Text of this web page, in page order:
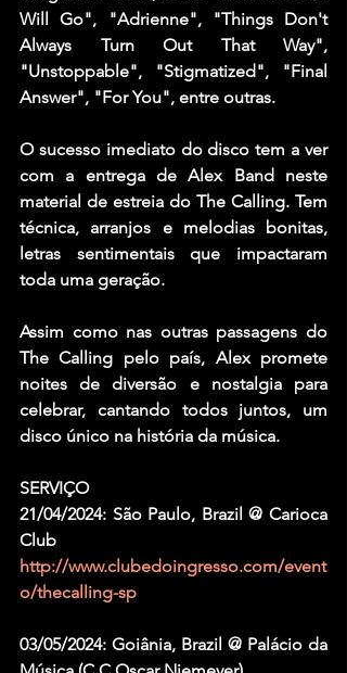
Will Go", "Adrienne", "Things Don't
Always Turn Out That Way",
"Unstoppable", "Stigmatized", "Final
Answer", "For You", entre outras.
O sucesso imediato do disco tem a ver
com a entrega de Alex Band neste
material de estreia do The Calling. Tem
técnica, arranjos e melodias bonitas,
letras sentimentais que impactaram
toda uma geração.
Assim como nas outras passagens do
The Calling pelo país, Alex promete
noites de diversão e nostalgia para
celebrar, cantando todos juntos, um
disco único na história da música.
SERVIÇO
21/04/2024: São Paulo, Brazil @ Carioca
Club
http://www.clubedoingresso.com/event
o/thecalling-sp
03/05/2024: Goiânia, Brazil @ Palácio da